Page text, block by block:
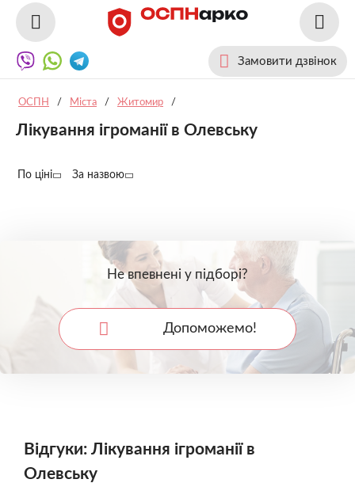
Замовити дзвінок
ОСПН / Міста / Житомир /
Лікування ігроманії в Олевську
По ціні За назвою
Не впевнені у підборі?
Допоможемо!
Відгуки: Лікування ігроманії в
Олевську